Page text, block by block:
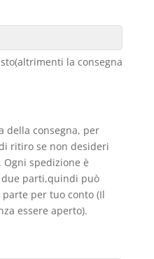
la consegna
della consegna, per
ritiro se non desideri
Ogni spedizione è
parti,quindi può
per tuo conto (Il
essere aperto).